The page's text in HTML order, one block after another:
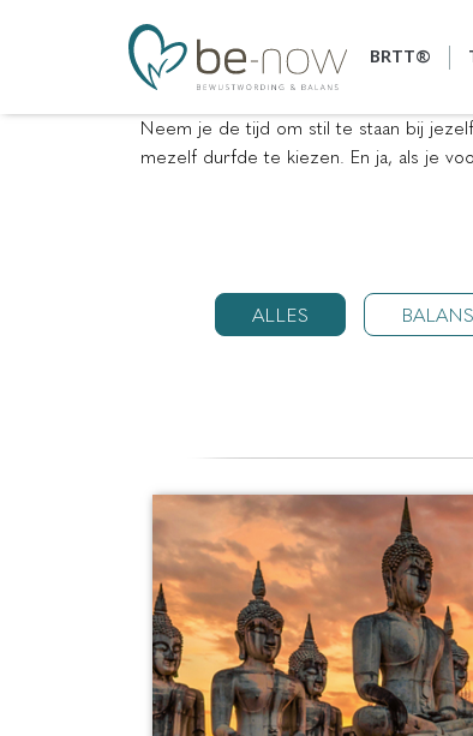
BRTT®
Neem je de tijd om stil te staan bij
mezelf durfde te kiezen. En ja, als je
ALLES BALANS